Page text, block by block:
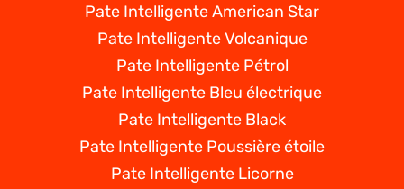
Pate Intelligente American Star
Pate Intelligente Volcanique
Pate Intelligente Pétrol
Pate Intelligente Bleu électrique
Pate Intelligente Black
Pate Intelligente Poussière étoile
Pate Intelligente Licorne